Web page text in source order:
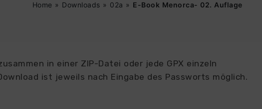
Home » Downloads » 02a » E-Book Menorca- 02. Auflage
in einer ZIP-Datei oder jede GPX einzeln
ist jeweils nach Eingabe des Passworts möglich.